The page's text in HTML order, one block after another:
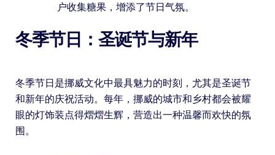
户收集糖果，增添了节日气氛。
冬季节日：圣诞节与新年
冬季节日是挪威文化中最具魅力的时刻，尤其是圣诞节
和新年的庆祝活动。每年，挪威的城市和乡村都会被耀
眼的灯饰装点得熠熠生辉，营造出一种温馨而欢快的氛
围。